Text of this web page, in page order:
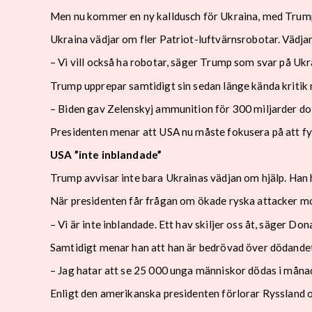
Men nu kommer en ny kalldusch för Ukraina, med
Ukraina vädjar om fler Patriot-luftvärnsrobotar.
– Vi vill också ha robotar, säger Trump som svar på
Trump upprepar samtidigt sin sedan länge kända
– Biden gav Zelenskyj ammunition för 300 miljarder
Presidenten menar att USA nu måste fokusera på att
USA ”inte inblandade”
Trump avvisar inte bara Ukrainas vädjan om hjälp.
När presidenten får frågan om ökade ryska attacker
– Vi är inte inblandade. Ett hav skiljer oss åt, säger
Samtidigt menar han att han är bedrövad över
– Jag hatar att se 25 000 unga människor dödas i
Enligt den amerikanska presidenten förlorar